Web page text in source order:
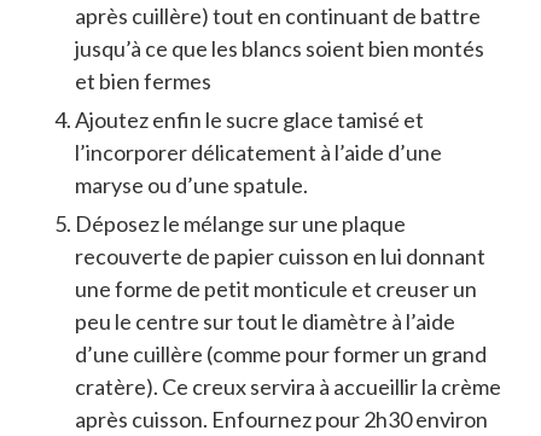
après cuillère) tout en continuant de battre
jusqu’à ce que les blancs soient bien montés
et bien fermes
Ajoutez enfin le sucre glace tamisé et
l’incorporer délicatement à l’aide d’une
maryse ou d’une spatule.
Déposez le mélange sur une plaque
recouverte de papier cuisson en lui donnant
une forme de petit monticule et creuser un
peu le centre sur tout le diamètre à l’aide
d’une cuillère (comme pour former un grand
cratère). Ce creux servira à accueillir la crème
après cuisson. Enfournez pour 2h30 environ